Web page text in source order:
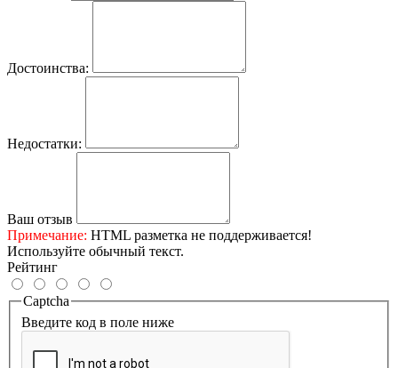
Достоинства:
Недостатки:
Ваш отзыв
Примечание: HTML разметка не поддерживается!
Используйте обычный текст.
Рейтинг
Captcha
Введите код в поле ниже